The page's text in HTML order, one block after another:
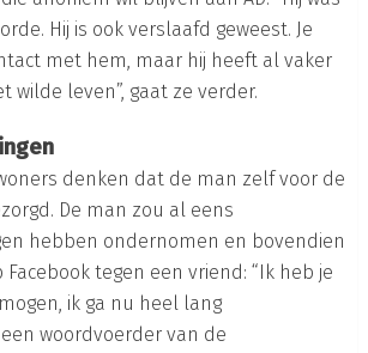
Hij is ook verslaafd geweest. Je
met hem, maar hij heeft al vaker
wilde leven”, gaat ze verder.
denken dat de man zelf voor de
De man zou al eens
hebben ondernomen en bovendien
Facebook tegen een vriend: “Ik heb je
ik ga nu heel lang
woordvoerder van de